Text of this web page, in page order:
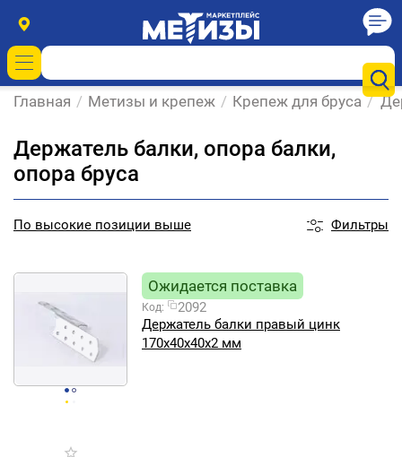
Главная / Метизы и крепеж / Крепеж для бруса /
Держатель балки, опора балки,
опора бруса
По высокие позиции выше Фильтры
Ожидается поставка
Код:
2092
Держатель балки правый цинк
170х40х40х2 мм